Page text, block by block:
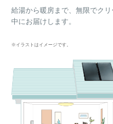
給湯から暖房まで、無限でク
中にお届けします。
※イラストはイメージです。